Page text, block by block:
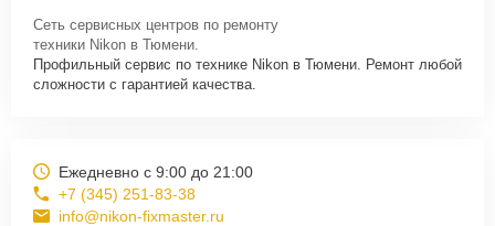
Сеть сервисных центров по ремонту
техники Nikon в Тюмени.
Профильный сервис по технике Nikon в Тюмени. Ремонт любой
сложности с гарантией качества.
Ежедневно с 9:00 до 21:00
+7 (345) 251-83-38
info@nikon-fixmaster.ru